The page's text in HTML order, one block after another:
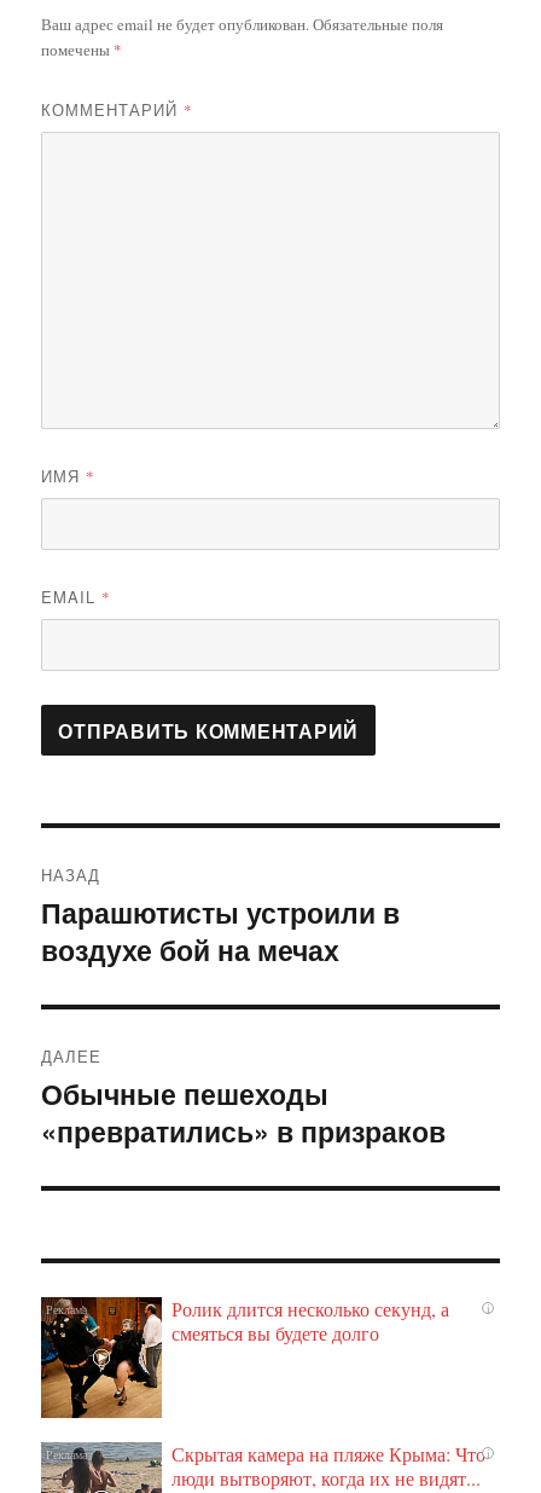
Ваш адрес email не будет опубликован.Обязательные поля
помечены *
КОММЕНТАРИЙ *
ИМЯ *
EMAIL *
по
записям
НАЗАД
Предыдущая
запись:
Парашютисты устроили в
воздухе бой на мечах
ДАЛЕЕ
Следующая
запись:
Обычные пешеходы
«превратились» в призраков
i
Ролик длится несколько секунд, а
смеяться вы будете долго
i
Скрытая камера на пляже Крыма: Что
люди вытворяют, когда их не видят...